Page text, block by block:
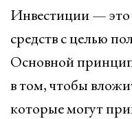
Инвестиции —
средств с целью
Основной
в том, чтобы
которые могут